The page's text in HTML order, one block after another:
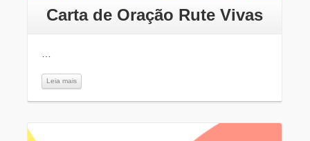
Carta de Oração Rute Vivas
…
Leia mais